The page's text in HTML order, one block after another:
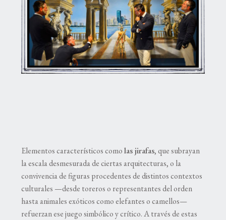
Elementos característicos comolas jirafas, que subrayan
la escala desmesurada de ciertas arquitecturas, o la
convivencia de figuras procedentes de distintos contextos
culturales —desde toreros o representantes del orden
hasta animales exóticos como elefantes o camellos—
refuerzan ese juego simbólico y crítico. A través de estas